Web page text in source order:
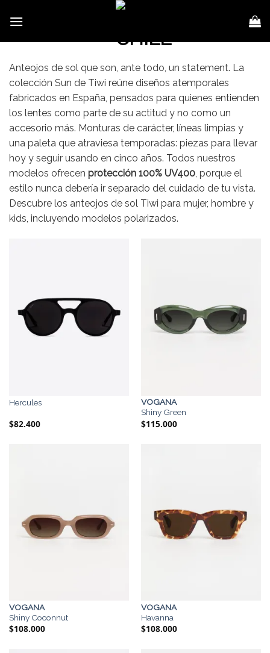
Anteojos de sol que son, ante todo, un statement. La
colección Sun de Tiwi reúne diseños atemporales
fabricados en España, pensados para quienes entienden
los lentes como parte de su actitud y no como un
accesorio más. Monturas de carácter, líneas limpias y
una paleta que atraviesa temporadas: piezas para llevar
hoy y seguir usando en cinco años. Todos nuestros
modelos ofrecen protección 100% UV400, porque el
estilo nunca debería ir separado del cuidado de tu vista.
Descubre los anteojos de sol Tiwi para mujer, hombre y
kids, incluyendo modelos polarizados.
Hercules
$82.400
VOGANA
Shiny Green
$115.000
VOGANA
Shiny Coconnut
$108.000
VOGANA
Havanna
$108.000